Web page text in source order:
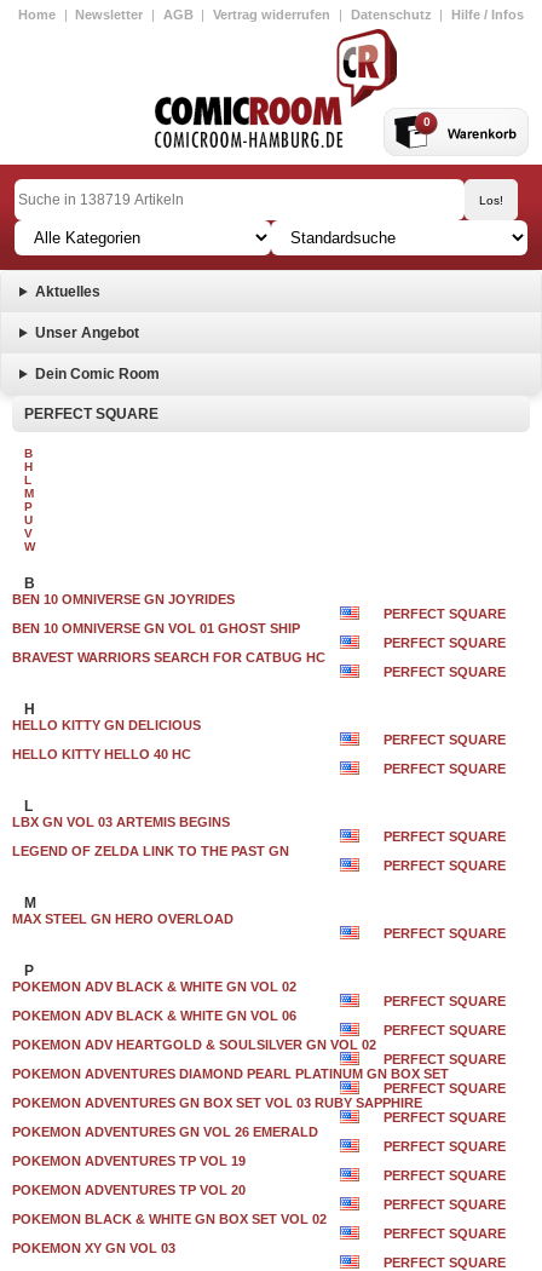
Home | Newsletter | AGB | Vertrag widerrufen | Datenschutz | Hilfe / Infos
0
Aktuelles
Unser Angebot
Dein Comic Room
PERFECT SQUARE
B
H
L
M
P
U
V
W
B
BEN 10 OMNIVERSE GN JOYRIDES
PERFECT SQUARE
BEN 10 OMNIVERSE GN VOL 01 GHOST SHIP
PERFECT SQUARE
BRAVEST WARRIORS SEARCH FOR CATBUG HC
PERFECT SQUARE
H
HELLO KITTY GN DELICIOUS
PERFECT SQUARE
HELLO KITTY HELLO 40 HC
PERFECT SQUARE
L
LBX GN VOL 03 ARTEMIS BEGINS
PERFECT SQUARE
LEGEND OF ZELDA LINK TO THE PAST GN
PERFECT SQUARE
M
MAX STEEL GN HERO OVERLOAD
PERFECT SQUARE
P
POKEMON ADV BLACK & WHITE GN VOL 02
PERFECT SQUARE
POKEMON ADV BLACK & WHITE GN VOL 06
PERFECT SQUARE
POKEMON ADV HEARTGOLD & SOULSILVER GN VOL 02
PERFECT SQUARE
POKEMON ADVENTURES DIAMOND PEARL PLATINUM GN BOX SET
PERFECT SQUARE
POKEMON ADVENTURES GN BOX SET VOL 03 RUBY SAPPHIRE
PERFECT SQUARE
POKEMON ADVENTURES GN VOL 26 EMERALD
PERFECT SQUARE
POKEMON ADVENTURES TP VOL 19
PERFECT SQUARE
POKEMON ADVENTURES TP VOL 20
PERFECT SQUARE
POKEMON BLACK & WHITE GN BOX SET VOL 02
PERFECT SQUARE
POKEMON XY GN VOL 03
PERFECT SQUARE